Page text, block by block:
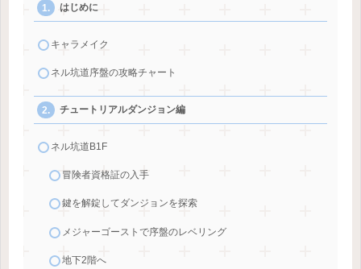
はじめに
キャラメイク
ネル坑道序盤の攻略チャート
チュートリアルダンジョン編
ネル坑道B1F
冒険者資格証の入手
鍵を解錠してダンジョンを探索
メジャーゴーストで序盤のレベリング
地下2階へ